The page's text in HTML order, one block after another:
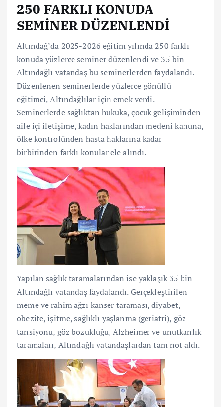
250 FARKLI KONUDA
SEMİNER DÜZENLENDİ
Altındağ’da 2025-2026 eğitim yılında 250 farklı
konuda yüzlerce seminer düzenlendi ve 35 bin
Altındağlı vatandaş bu seminerlerden faydalandı.
Düzenlenen seminerlerde yüzlerce gönüllü
eğitimci, Altındağlılar için emek verdi.
Seminerlerde sağlıktan hukuka, çocuk gelişiminden
aile içi iletişime, kadın haklarından medeni kanuna,
öfke kontrolünden hasta haklarına kadar
birbirinden farklı konular ele alındı.
Yapılan sağlık taramalarından ise yaklaşık 35 bin
Altındağlı vatandaş faydalandı. Gerçekleştirilen
meme ve rahim ağzı kanser taraması, diyabet,
obezite, işitme, sağlıklı yaşlanma (geriatri), göz
tansiyonu, göz bozukluğu, Alzheimer ve unutkanlık
taramaları, Altındağlı vatandaşlardan tam not aldı.